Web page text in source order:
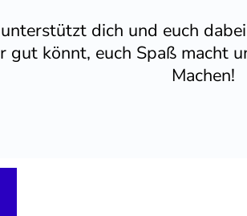
dich und euch
gut könnt, euch Spaß macht
Machen!